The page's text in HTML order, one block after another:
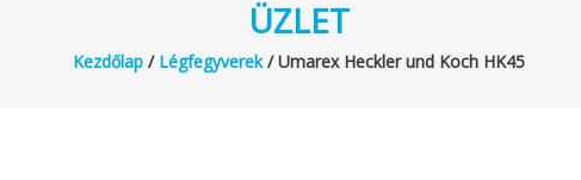
ÜZLET
Kezdőlap/ Légfegyverek/ Umarex Heckler und Koch HK45